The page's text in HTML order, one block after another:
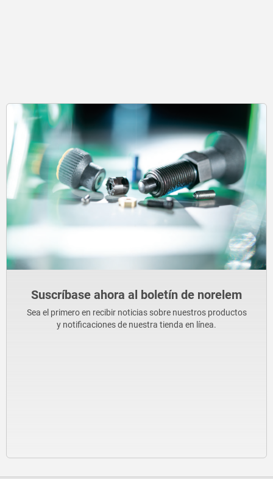
Suscríbase ahora al boletín de norelem
Sea el primero en recibir noticias sobre nuestros productos
y notificaciones de nuestra tienda en línea.